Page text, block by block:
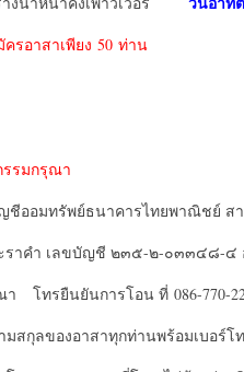
รอาสาเพียง 50 ท่าน
รรมกรุณา
ออมทรัพย์ธนาคารไทยพาณิชย์ สา
าคำ เลขบัญชี ๒๓๕-๒-๐๓๓๔๘-๔
า โทรยืนยันการโอน ที่ 086-770-
มสกุลของอาสาทุกท่านพร้อมเบอร์โ